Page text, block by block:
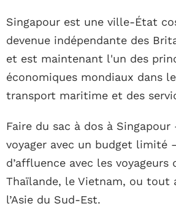
Singapour est une ville-État
devenue indépendante des
et est maintenant l'un des
économiques mondiaux dans
transport maritime et des
Faire du sac à dos à
voyager avec un budget limité
d’affluence avec les voyageurs
Thaïlande, le Vietnam, ou tout
l’Asie du Sud-Est.